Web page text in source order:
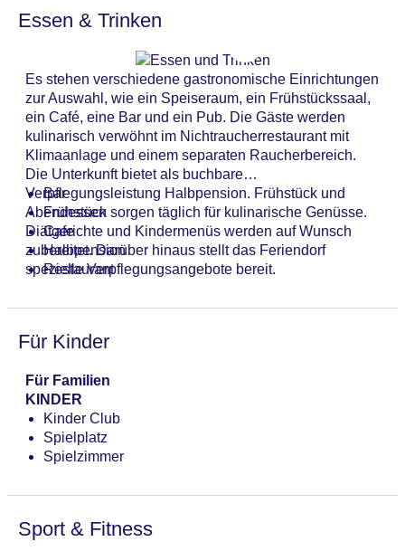
dem Parkplatz parken. Unter den weiteren Leistungen
finden sich ein 24h-Sicherheitsdienst, ein
Babysitterservice, eine Kinderbetreuung, eine
Autovermietung, medizinische Betreuung, ein
Transferservice, ein kostenpflichtiger Zimmerservice,
ein Wäscheservice, ein Friseur, eine Münzwäscherei
und ein eigener Shuttlebus. Radfahrer können neben
den Stellplätzen auch die Leihmöglichkeiten nutzen.
Bei Geschäftlichem hilft das Business-Center gerne
weiter und bietet ein Faxgerät an.
Minimarkt
Anzahl der Konferenzräume: 1
Anzahl der Aufzüge: 3
Haustiere
Zimmerservice: gegen Gebühr
Sonnenterrasse
Gesamtanzahl der Stockwerke: 5
Gesamtanzahl der Zimmer: 33
Pools:Outdoor Pool, Sonnenschirme am Pool,
Liegen am Pool
Zahlungsarten: American Express, Mastercard, Visa
Landeskategorie: 5 Sterne
Essen & Trinken
Es stehen verschiedene gastronomische Einrichtungen
zur Auswahl, wie ein Speiseraum, ein Frühstückssaal,
ein Café, eine Bar und ein Pub. Die Gäste werden
kulinarisch verwöhnt im Nichtraucherrestaurant mit
Klimaanlage und einem separaten Raucherbereich.
Die Unterkunft bietet als buchbare
Verpflegungsleistung Halbpension. Frühstück und
Abendessen sorgen täglich für kulinarische Genüsse.
Diätgerichte und Kindermenüs werden auf Wunsch
zubereitet. Darüber hinaus stellt das Feriendorf
spezielle Verpflegungsangebote bereit.
Bar
Frühstück
Cafe
Halbpension
Restaurant
Für Kinder
Für Familien
KINDER
Kinder Club
Spielplatz
Spielzimmer
Sport & Fitness